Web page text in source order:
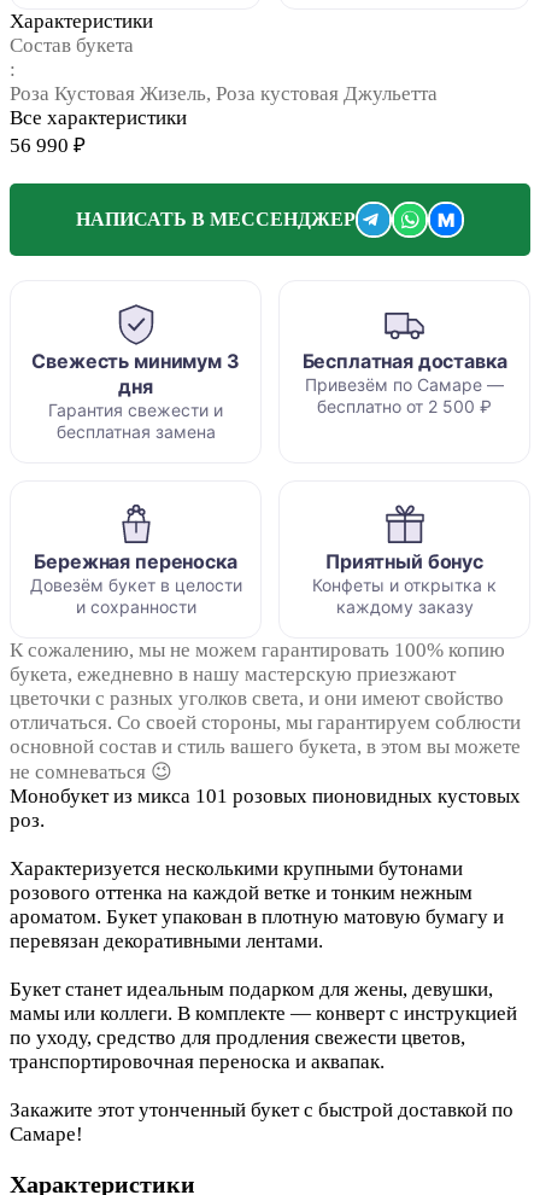
Характеристики
Состав букета
:
Роза Кустовая Жизель, Роза кустовая Джульетта
Все характеристики
56 990 ₽
НАПИСАТЬ В МЕССЕНДЖЕР M
Свежесть минимум 3
дня
Гарантия свежести и
бесплатная замена
Бесплатная доставка
Привезём по Самаре —
бесплатно от 2 500 ₽
Бережная переноска
Довезём букет в целости
и сохранности
Приятный бонус
Конфеты и открытка к
каждому заказу
К сожалению, мы не можем гарантировать 100% копию
букета, ежедневно в нашу мастерскую приезжают
цветочки с разных уголков света, и они имеют свойство
отличаться. Со своей стороны, мы гарантируем соблюсти
основной состав и стиль вашего букета, в этом вы можете
не сомневаться 😉
Монобукет из микса 101 розовых пионовидных кустовых
роз.
Характеризуется несколькими крупными бутонами
розового оттенка на каждой ветке и тонким нежным
ароматом. Букет упакован в плотную матовую бумагу и
перевязан декоративными лентами.
Букет станет идеальным подарком для жены, девушки,
мамы или коллеги. В комплекте — конверт с инструкцией
по уходу, средство для продления свежести цветов,
транспортировочная переноска и аквапак.
Закажите этот утонченный букет с быстрой доставкой по
Самаре!
Характеристики